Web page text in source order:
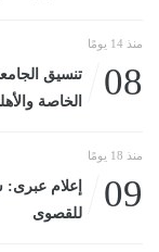
منذ 14 يومًا
08
الخاصة
منذ 18 يومًا
09
إعلام عبرى:
للقصوى